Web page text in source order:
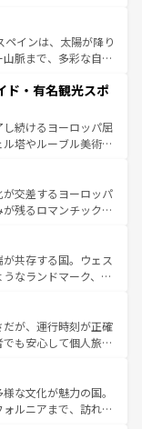
アマルフィ海岸の絶
の合間には、本場の
理を堪能することも
い旅をしてみよう！
インは、太陽が降り
脈まで、多彩な自然
ラメンコ、熱気あふ
活の一部となってい
気や、バルセロナの
代ローマ遺跡や中世
るスペインはその個
了する。 なお、新着のスペイン情報は コ
ド・有名観光スポ
続けるヨーロッパ屈
塔やルーブル美術館
な宮殿、歴史的な大
然が、訪れる者を心
の国としても知ら
ス、プロヴァンスの
しみ方が可能だ。さ
ており、どの街角に
異なる文化を体験で
ス情報はコンテンツ一覧
交差するヨーロッパ
残るロマンチック街
きることがない。ベ
アルプスの絶景、そ
風景は必見。ビール
、新着の
してほしい。
共存する国。ウェス
なランドマーク、歴
優雅なアフタヌーン
国パブ、サッカー観
豊富。イギリスを旅
が、運行時刻が正確
も安心して個人旅行
らではのユニークな
く町歩きも満喫する
物価も高いが、旅行
な文化が魅力の国。
ルニアまで、訪れる